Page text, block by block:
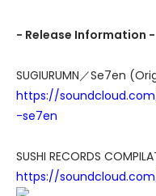
- Release Information -
SUGIURUMN／Se7en
https://
-se7en
SUSHI RECORDS
https://